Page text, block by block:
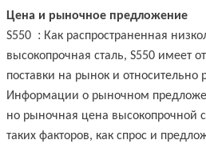
Цена и рыночное предложение
S550 ‌ : Как распространенная
высокопрочная сталь, S550 имеет
поставки на рынок и относительно
Информации о рыночном
но рыночная цена высокопрочной
таких факторов, как спрос и